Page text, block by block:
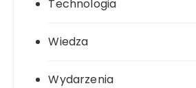
Technologia
Wiedza
Wydarzenia